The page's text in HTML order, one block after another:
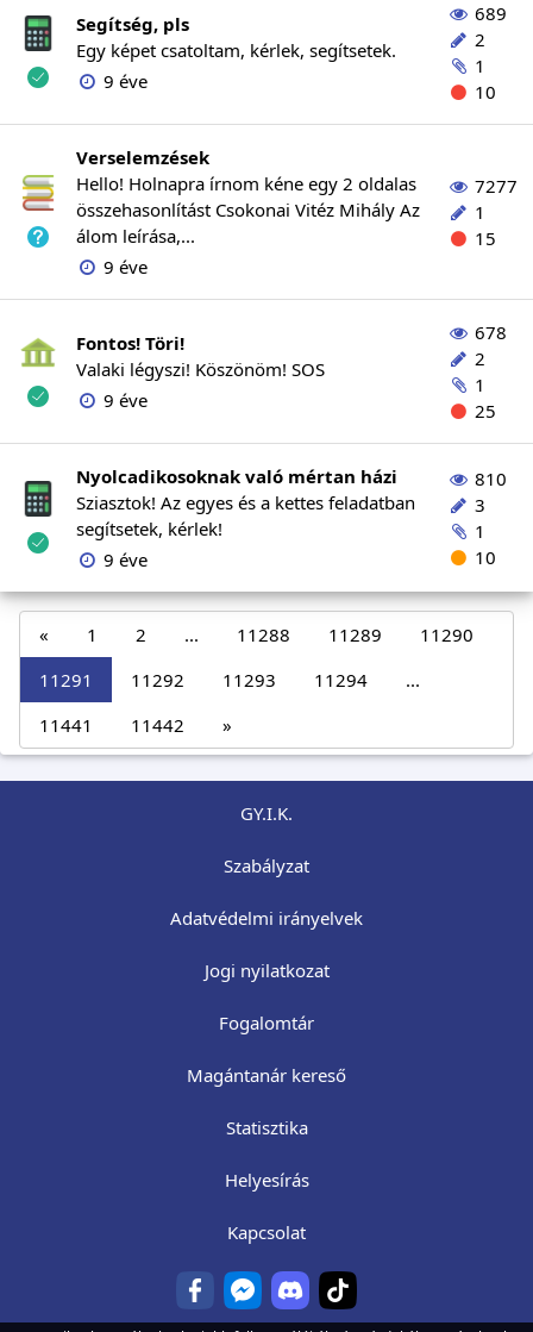
Segítség, pls
Egy képet csatoltam, kérlek, segítsetek.
9 éve
689
2
1
10
Verselemzések
Hello! Holnapra írnom kéne egy 2 oldalas
összehasonlítást Csokonai Vitéz Mihály Az
álom leírása,...
9 éve
7277
1
15
Fontos! Töri!
Valaki légyszi! Köszönöm! SOS
9 éve
678
2
1
25
Nyolcadikosoknak való mértan házi
Sziasztok! Az egyes és a kettes feladatban
segítsetek, kérlek!
9 éve
810
3
1
10
« 1 2 ... 11288 11289
11290
11291
11292 11293 11294
...
11441
11442 »
GY.I.K.
Szabályzat
Adatvédelmi irányelvek
Jogi nyilatkozat
Fogalomtár
Magántanár kereső
Statisztika
Helyesírás
Kapcsolat